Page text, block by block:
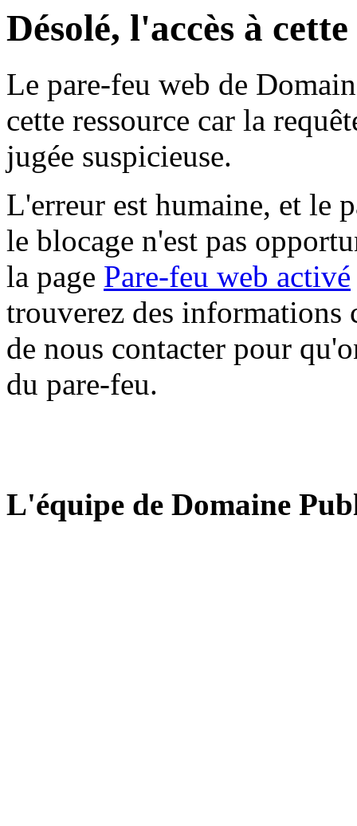
Désolé, l'accès à
Le pare-feu web de
cette ressource car la
jugée suspicieuse.
L'erreur est humaine, et le
le blocage n'est pas
la page Pare-feu web activé
trouverez des informations
de nous contacter pour
du pare-feu.
L'équipe de Domaine